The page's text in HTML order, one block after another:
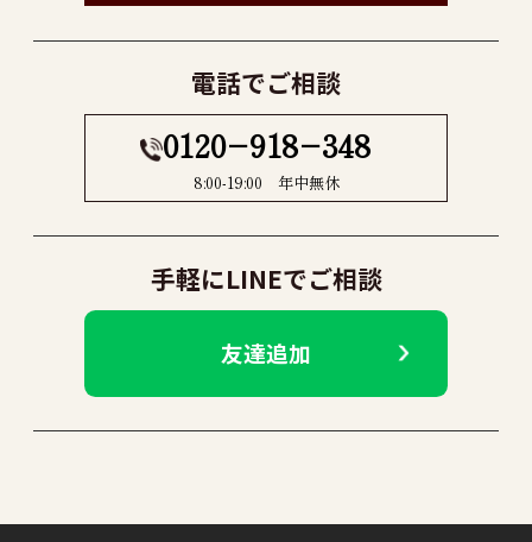
電話でご相談
0120−918−348
8:00-19:00 年中無休
手軽にLINEでご相談
友達追加